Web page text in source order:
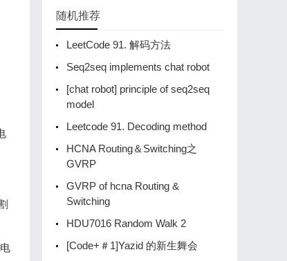
随机推荐
LeetCode 91. 解码方法
Seq2seq implements chat robot
[chat robot] principle of seq2seq
model
Leetcode 91. Decoding method
HCNA Routing＆Switching之
GVRP
GVRP of hcna Routing &
Switching
HDU7016 Random Walk 2
[Code+＃1]Yazid 的新生舞会